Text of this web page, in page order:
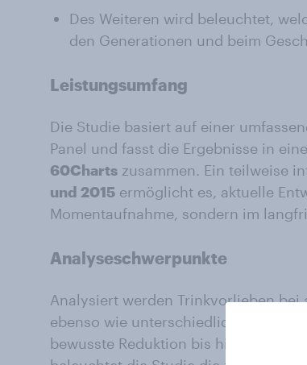
Des Weiteren wird beleuchtet,
den Generationen und beim
Leistungsumfang
Die Studie basiert auf einer
Panel und fasst die Ergebnisse in
60Charts zusammen. Ein teilweise
und 2015 ermöglicht es, aktuelle
Momentaufnahme, sondern im
Analyseschwerpunkte
Analysiert werden Trinkvorlieben
ebenso wie unterschiedliche
bewusste Reduktion bis hin zum